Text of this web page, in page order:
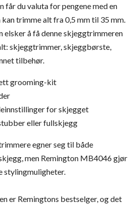
får du valuta for pengene med en
trimme alt fra 0,5 mm til 35 mm.
elsker å få denne skjeggtrimmeren
skjeggtrimmer, skjeggbørste,
tilbehør.
grooming-kit
for skjegget
eller fullskjegg
egner seg til både
men Remington MB4046 gjør
stylingmuligheter.
er Remingtons bestselger, og det